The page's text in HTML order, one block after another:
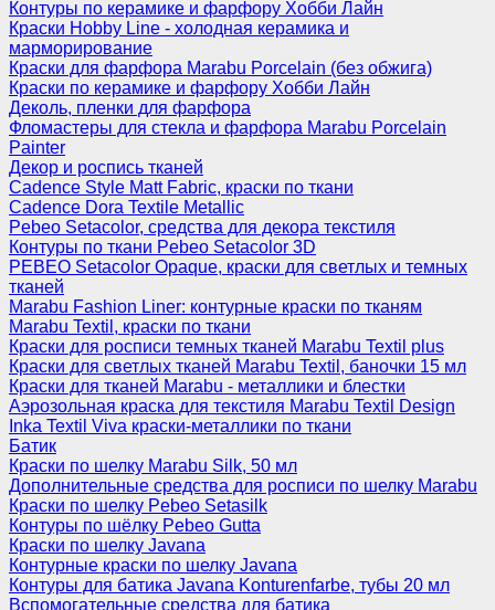
Контуры по керамике и фарфору Хобби Лайн
Краски Hobby Line - холодная керамика и
марморирование
Краски для фарфора Marabu Porcelain (без обжига)
Краски по керамике и фарфору Хобби Лайн
Деколь, пленки для фарфора
Фломастеры для стекла и фарфора Marabu Porcelain
Painter
Декор и роспись тканей
Cadence Style Matt Fabric, краски по ткани
Cadence Dora Textile Metallic
Pebeo Setacolor, средства для декора текстиля
Контуры по ткани Pebeo Setacolor 3D
PEBEO Setacolor Opaque, краски для светлых и темных
тканей
Marabu Fashion Liner: контурные краски по тканям
Marabu Textil, краски по ткани
Краски для росписи темных тканей Marabu Textil plus
Краски для светлых тканей Marabu Textil, баночки 15 мл
Краски для тканей Marabu - металлики и блестки
Аэрозольная краска для текстиля Marabu Textil Design
Inka Textil Viva краски-металлики по ткани
Батик
Краски по шелку Marabu Silk, 50 мл
Дополнительные средства для росписи по шелку Marabu
Краски по шелку Pebeo Setasilk
Контуры по шёлку Pebeo Gutta
Краски по шелку Javana
Контурные краски по шелку Javana
Контуры для батика Javana Konturenfarbe, тубы 20 мл
Вспомогательные средства для батика